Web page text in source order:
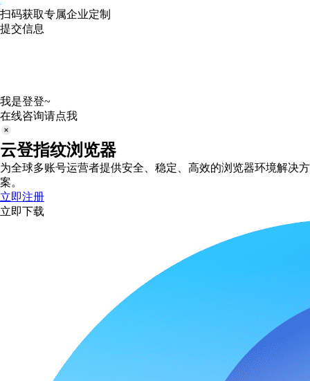
扫码获取专属企业定制
提交信息
我是登登~
在线咨询请点我
云登指纹浏览器
为全球多账号运营者提供安全、稳定、高效的浏览器环境解决方
案。
立即注册
立即下载